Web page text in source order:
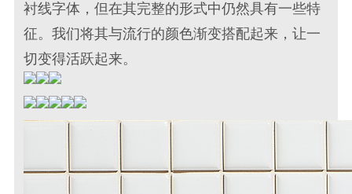
衬线字体，但在其完整的形式中仍然具有一些特
征。我们将其与流行的颜色渐变搭配起来，让一
切变得活跃起来。